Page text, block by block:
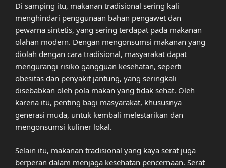
Di samping itu, makanan tradisional sering kali
menghindari penggunaan bahan pengawet dan
pewarna sintetis, yang sering terdapat pada makanan
olahan modern. Dengan mengonsumsi makanan yang
diolah dengan cara tradisional, masyarakat dapat
mengurangi risiko gangguan kesehatan, seperti
obesitas dan penyakit jantung, yang seringkali
disebabkan oleh pola makan yang tidak sehat. Oleh
karena itu, penting bagi masyarakat, khususnya
generasi muda, untuk kembali melestarikan dan
mengonsumsi kuliner lokal.
Selain itu, makanan tradisional yang kaya serat juga
berperan dalam menjaga kesehatan pencernaan. Serat